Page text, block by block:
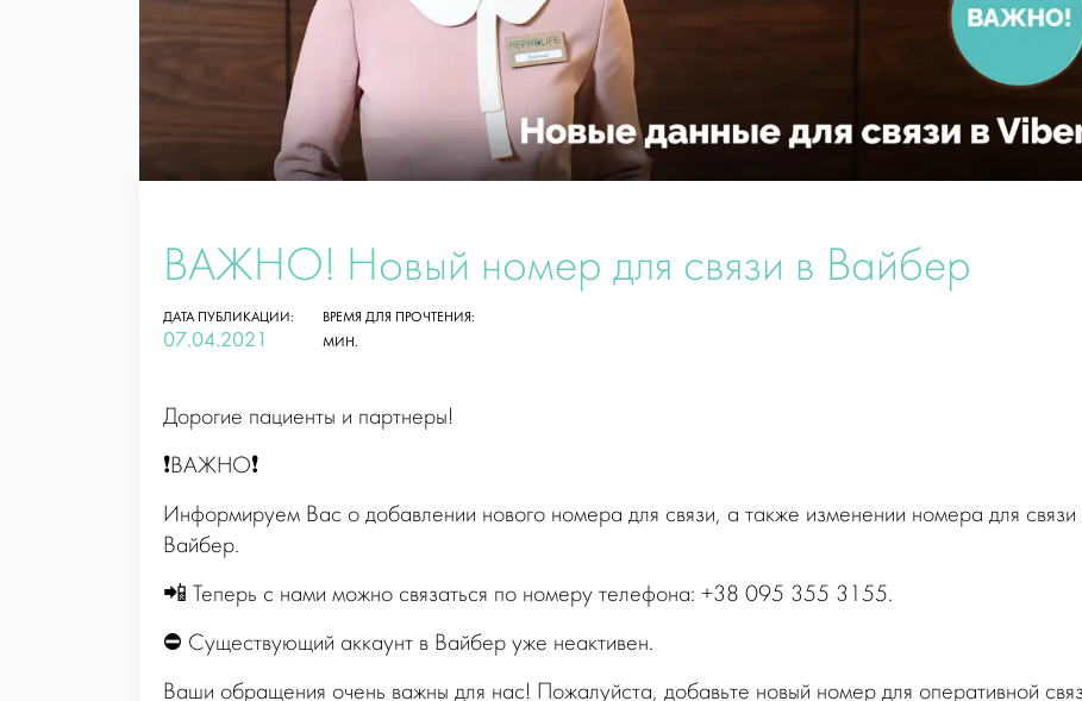
ВАЖНО! Новый номер для связи в Вайбер
ДАТА ПУБЛИКАЦИИ:
07.04.2021
ВРЕМЯ ДЛЯ ПРОЧТЕНИЯ:
МИН.
Дорогие пациенты и партнеры!
❗️ВАЖНО❗️
Информируем Вас о добавлении нового номера для связи, а также изменении номера для связи
Вайбер.
📲 Теперь с нами можно связаться по номеру телефона: +38 095 355 3155.
⛔️ Существующий аккаунт в Вайбер уже неактивен.
Ваши обращения очень важны для нас! Пожалуйста, добавьте новый номер для оперативной